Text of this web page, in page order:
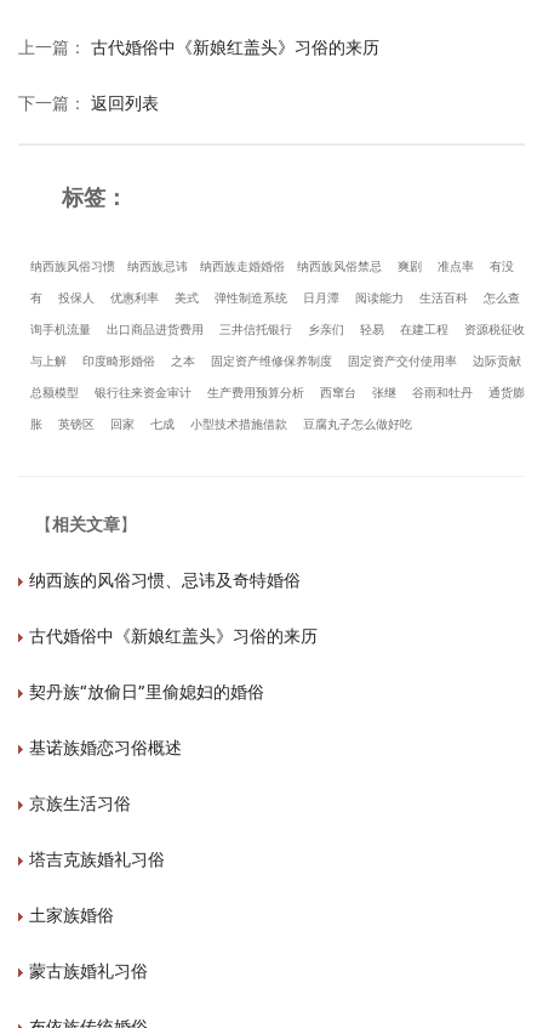
上一篇 ： 古代婚俗中《新娘红盖头》习俗的来历
下一篇 ： 返回列表
标签：
纳西族风俗习惯 纳西族忌讳 纳西族走婚婚俗 纳西族风俗禁忌 爽剧 准点率 有没
有 投保人 优惠利率 美式 弹性制造系统 日月潭 阅读能力 生活百科 怎么查
询手机流量 出口商品进货费用 三井信托银行 乡亲们 轻易 在建工程 资源税征收
与上解 印度畸形婚俗 之本 固定资产维修保养制度 固定资产交付使用率 边际贡献
总额模型 银行往来资金审计 生产费用预算分析 西窜台 张继 谷雨和牡丹 通货膨
胀 英镑区 回家 七成 小型技术措施借款 豆腐丸子怎么做好吃
【相关文章】
纳西族的风俗习惯、忌讳及奇特婚俗
古代婚俗中《新娘红盖头》习俗的来历
契丹族“放偷日”里偷媳妇的婚俗
基诺族婚恋习俗概述
京族生活习俗
塔吉克族婚礼习俗
土家族婚俗
蒙古族婚礼习俗